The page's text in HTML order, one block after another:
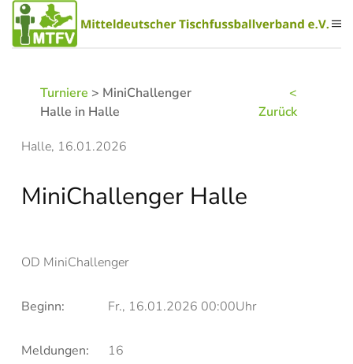
Zum Hauptinhalt springen
Turniere > MiniChallenger
Halle in Halle
<
Zurück
Halle, 16.01.2026
MiniChallenger Halle
OD MiniChallenger
Beginn: Fr., 16.01.2026 00:00Uhr
Meldungen:
16